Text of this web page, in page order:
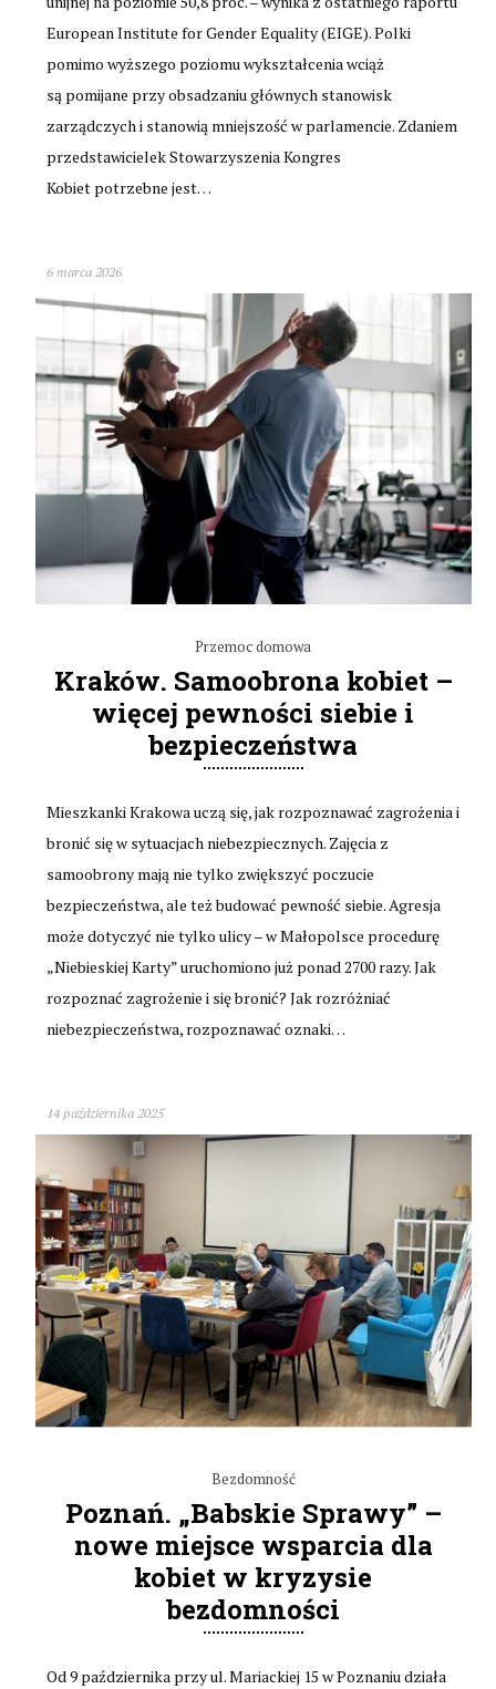
European Institute for Gender Equality (EIGE). Polki
pomimo wyższego poziomu wykształcenia wciąż
są pomijane przy obsadzaniu głównych stanowisk
zarządczych i stanowią mniejszość w parlamencie. Zdaniem
przedstawicielek Stowarzyszenia Kongres
Kobiet potrzebne jest…
6 marca 2026
Przemoc domowa
Kraków. Samoobrona kobiet –
więcej pewności siebie i
bezpieczeństwa
Mieszkanki Krakowa uczą się, jak rozpoznawać zagrożenia i
bronić się w sytuacjach niebezpiecznych. Zajęcia z
samoobrony mają nie tylko zwiększyć poczucie
bezpieczeństwa, ale też budować pewność siebie. Agresja
może dotyczyć nie tylko ulicy – w Małopolsce procedurę
„Niebieskiej Karty” uruchomiono już ponad 2700 razy. Jak
rozpoznać zagrożenie i się bronić? Jak rozróżniać
niebezpieczeństwa, rozpoznawać oznaki…
14 października 2025
Bezdomność
Poznań. „Babskie Sprawy” –
nowe miejsce wsparcia dla
kobiet w kryzysie
bezdomności
Od 9 października przy ul. Mariackiej 15 w Poznaniu działa